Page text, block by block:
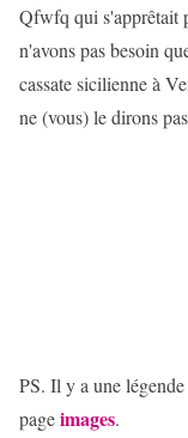
Qfwfq qui s'apprêtait
n'avons pas besoin
cassate sicilienne à
ne (vous) le dirons
PS. Il y a une
pageimages.